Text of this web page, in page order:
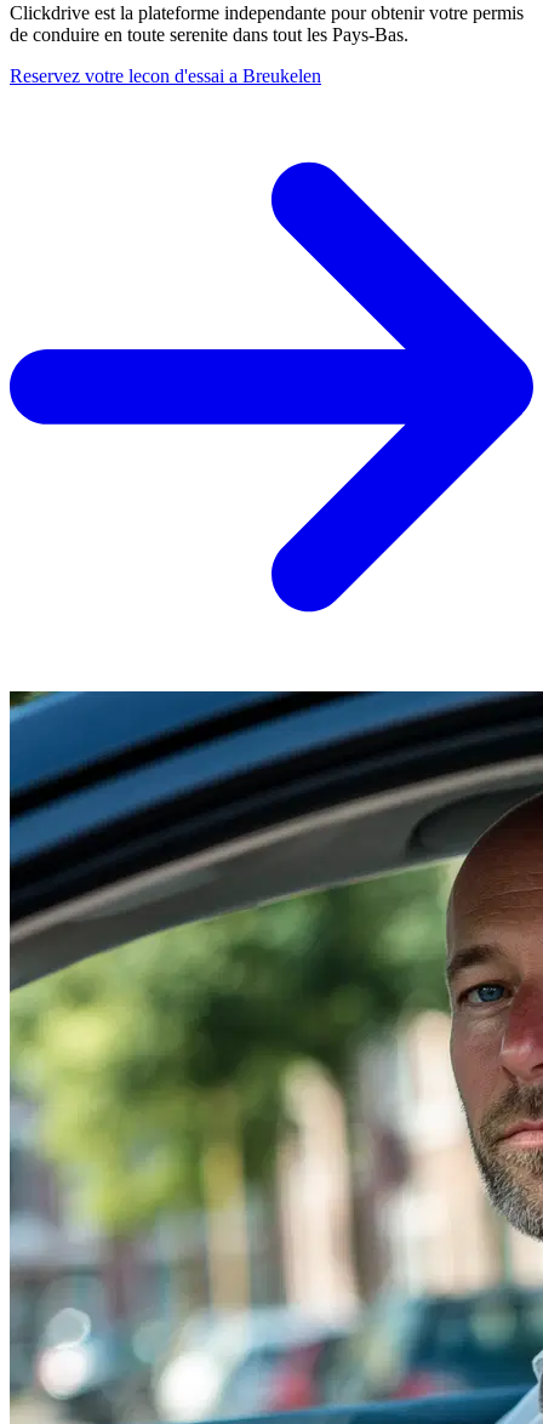
Clickdrive est la plateforme independante pour obtenir votre permis
de conduire en toute serenite dans tout les Pays-Bas.
Reservez votre lecon d'essai a Breukelen